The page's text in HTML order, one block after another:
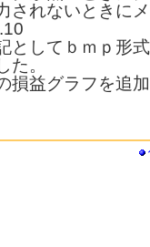
されないときに
としてｂｍｐ形
た。
損益グラフを追加